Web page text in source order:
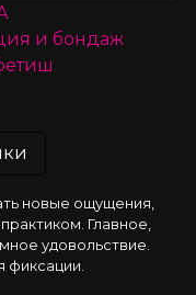
и бондаж
новые ощущения,
Главное,
удовольствие.
фиксации.